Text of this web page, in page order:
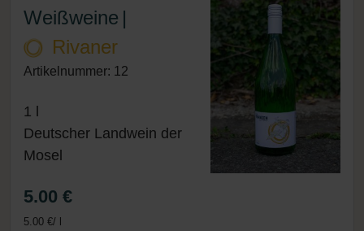
Weißweine |
Rivaner
Artikelnummer: 12
1 l
Deutscher Landwein der
Mosel
5.00 €
5.00 €/ l